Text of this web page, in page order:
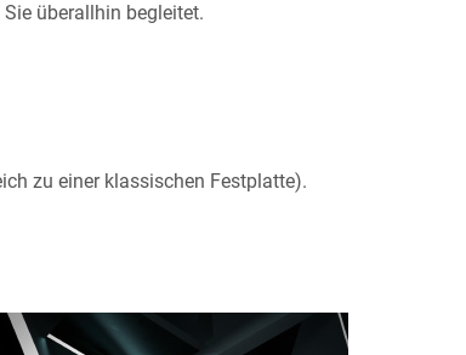
überallhin begleitet.
zu einer klassischen Festplatte).